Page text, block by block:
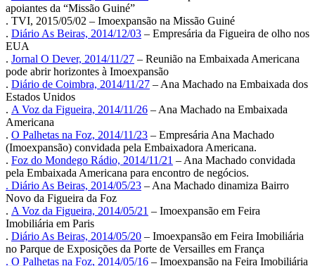
apoiantes da “Missão Guiné”
. TVI, 2015/05/02 – Imoexpansão na Missão Guiné
. Diário As Beiras, 2014/12/03 – Empresária da Figueira de olho nos
EUA
. Jornal O Dever, 2014/11/27 – Reunião na Embaixada Americana
pode abrir horizontes à Imoexpansão
. Diário de Coimbra, 2014/11/27 – Ana Machado na Embaixada dos
Estados Unidos
. A Voz da Figueira, 2014/11/26 – Ana Machado na Embaixada
Americana
. O Palhetas na Foz, 2014/11/23 – Empresária Ana Machado
(Imoexpansão) convidada pela Embaixadora Americana.
. Foz do Mondego Rádio, 2014/11/21 – Ana Machado convidada
pela Embaixada Americana para encontro de negócios.
. Diário As Beiras, 2014/05/23 – Ana Machado dinamiza Bairro
Novo da Figueira da Foz
. A Voz da Figueira, 2014/05/21 – Imoexpansão em Feira
Imobiliária em Paris
. Diário As Beiras, 2014/05/20 – Imoexpansão em Feira Imobiliária
no Parque de Exposições da Porte de Versailles em França
. O Palhetas na Foz, 2014/05/16 – Imoexpansão na Feira Imobiliária